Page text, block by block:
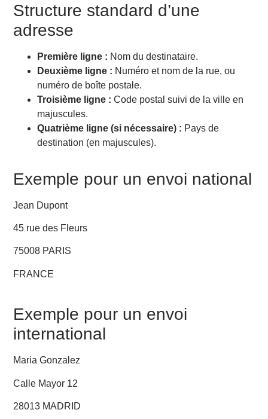
Structure standard d’une
adresse
Première ligne : Nom du destinataire.
Deuxième ligne : Numéro et nom de la rue, ou
numéro de boîte postale.
Troisième ligne : Code postal suivi de la ville en
majuscules.
Quatrième ligne (si nécessaire) : Pays de
destination (en majuscules).
Exemple pour un envoi national
Jean Dupont
45 rue des Fleurs
75008 PARIS
FRANCE
Exemple pour un envoi
international
Maria Gonzalez
Calle Mayor 12
28013 MADRID